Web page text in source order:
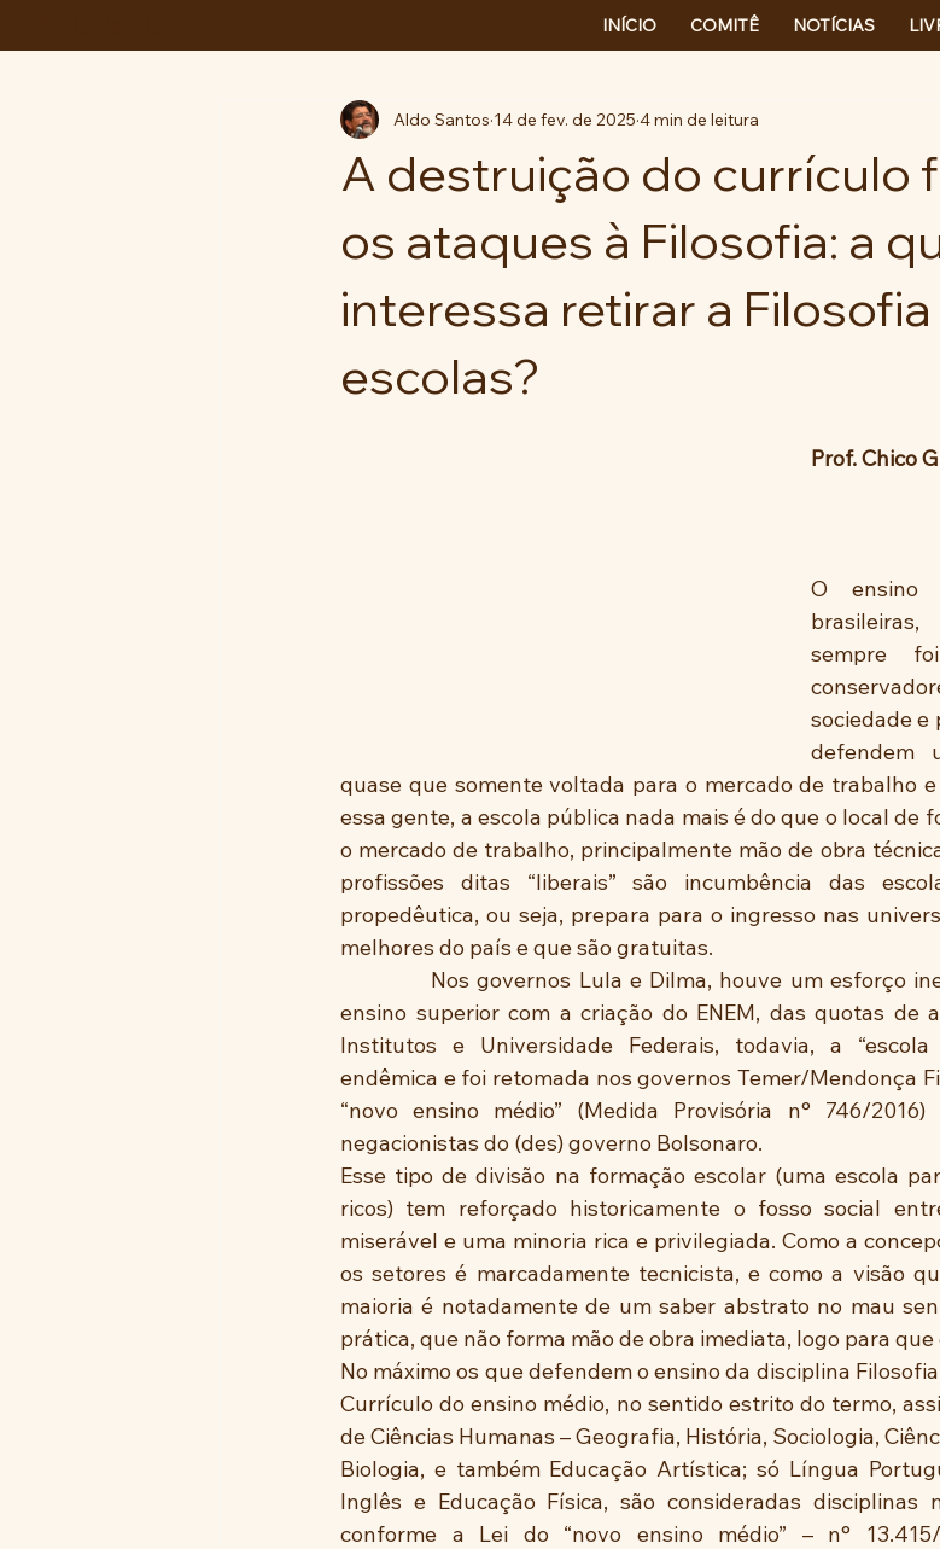
INÍCIO COMITÊ NOTÍCIAS
A destruição do currículo
os ataques à Filosofia: a
interessa retirar a
escolas?
Aldo Santos 14 de fev. de 2025 4 min de leitura
Prof. Chico
O ensino
sempre
sociedade e
defendem
quase que somente voltada para o mercado de trabalho
essa gente, a escola pública nada mais é do que o local de
o mercado de trabalho, principalmente mão de obra
profissões ditas “liberais” são incumbência das
propedêutica, ou seja, prepara para o ingresso nas
melhores do país e que são gratuitas.
Nos governos Lula e Dilma, houve um esforço
ensino superior com a criação do ENEM, das quotas de
Institutos e Universidade Federais, todavia, a
endêmica e foi retomada nos governos Temer/Mendonça
“novo ensino médio” (Medida Provisória n° 746/
negacionistas do (des) governo Bolsonaro.
Esse tipo de divisão na formação escolar (uma escola
ricos) tem reforçado historicamente o fosso social
miserável e uma minoria rica e privilegiada. Como a
os setores é marcadamente tecnicista, e como a visão
maioria é notadamente de um saber abstrato no mau
prática, que não forma mão de obra imediata, logo para
No máximo os que defendem o ensino da disciplina
Currículo do ensino médio, no sentido estrito do termo,
de Ciências Humanas – Geografia, História, Sociologia,
Biologia, e também Educação Artística; só Língua
Inglês e Educação Física, são consideradas
conforme a Lei do “novo ensino médio” – n°